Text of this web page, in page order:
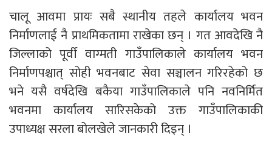
चालू आवमा प्रायः सबै स्थानीय तहले कार्यालय भवन
निर्माणलाई नै प्राथमिकतामा राखेका छन् । गत आवदेखि नै
जिल्लाको पूर्वी वाग्मती गाउँपालिकाले कार्यालय भवन
निर्माणपश्चात् सोही भवनबाट सेवा सञ्चालन गरिरहेको छ
भने यसै वर्षदेखि बकैया गाउँपालिकाले पनि नवनिर्मित
भवनमा कार्यालय सारिसकेको उक्त गाउँपालिकाकी
उपाध्यक्ष सरला बोलखेले जानकारी दिइन् ।